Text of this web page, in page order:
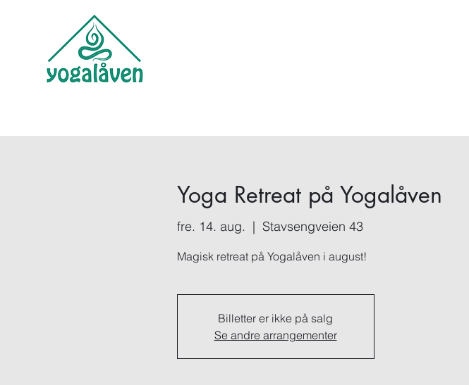
Yoga Retreat på Yogalåven
fre. 14. aug.
  |
Stavsengveien 43
Magisk retreat på Yogalåven i august!
Billetter er ikke på salg
Se andre arrangementer